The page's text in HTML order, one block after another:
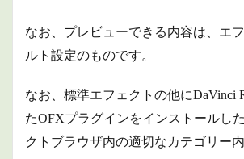
なお、プレビューできる内容は、エ
ルト設定のものです。
なお、標準エフェクトの他にDaVinci
たOFXプラグインをインストールし
クトブラウザ内の適切なカテゴリー